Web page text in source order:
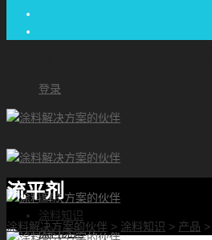
登录
首页
涂料知识
涂料优选
流平剂
涂料解决方案的伙伴 > 涂料知识 > 产品 >